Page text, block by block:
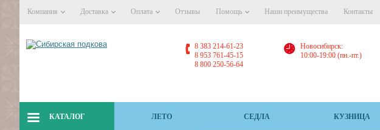
Компания Доставка Оплата Отзывы Помощь Наши преимущества Контакты
8 383 214-61-23
8 953 761-45-15
8 800 250-56-64
Новосибирск:
10:00-19:00 (пн.-пт.)
КАТАЛОГ ЛЕТО СЕДЛА КУЗНИЦА